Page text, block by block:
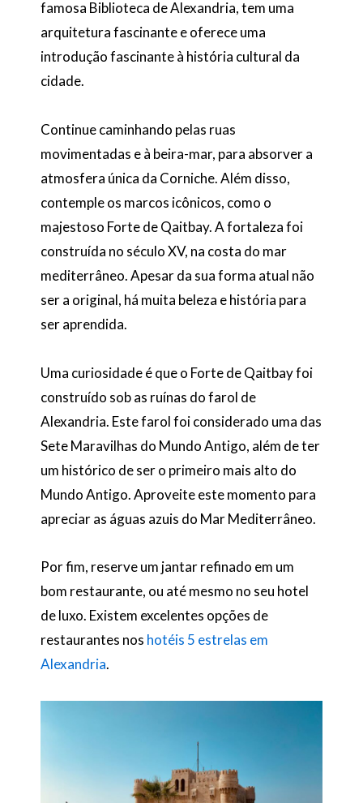
famosa Biblioteca de Alexandria, tem uma
arquitetura fascinante e oferece uma
introdução fascinante à história cultural da
cidade.
Continue caminhando pelas ruas
movimentadas e à beira-mar, para absorver a
atmosfera única da Corniche. Além disso,
contemple os marcos icônicos, como o
majestoso Forte de Qaitbay. A fortaleza foi
construída no século XV, na costa do mar
mediterrâneo. Apesar da sua forma atual não
ser a original, há muita beleza e história para
ser aprendida.
Uma curiosidade é que o Forte de Qaitbay foi
construído sob as ruínas do farol de
Alexandria. Este farol foi considerado uma das
Sete Maravilhas do Mundo Antigo, além de ter
um histórico de ser o primeiro mais alto do
Mundo Antigo. Aproveite este momento para
apreciar as águas azuis do Mar Mediterrâneo.
Por fim, reserve um jantar refinado em um
bom restaurante, ou até mesmo no seu hotel
de luxo. Existem excelentes opções de
restaurantes nos hotéis 5 estrelas em
Alexandria.